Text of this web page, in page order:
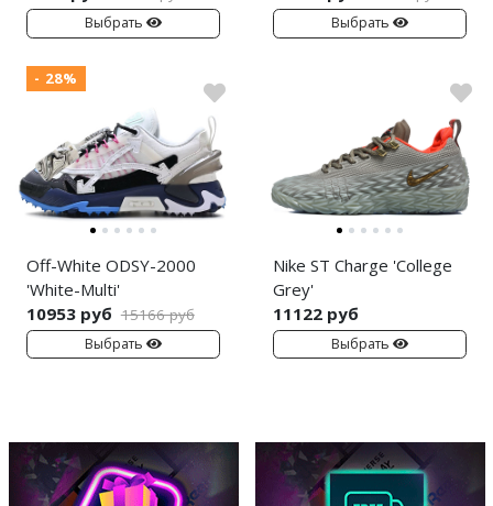
Выбрать Выбрать
- 28%
Off-White ODSY-2000
'White-Multi'
10953 руб 15166 руб
Выбрать
Nike ST Charge 'College
Grey'
11122 руб
Выбрать